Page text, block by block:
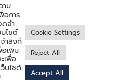
Factory, all rights reserved
าม
อการ
ดจำ
ไซต์
ำสิ่งที่
อเพิ่ม
เพื่อ
บไซต์
Cookie Settings
Reject All
Accept All